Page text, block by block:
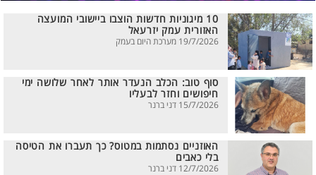
10 מיגוניות חדשות הוצבו ביישובי המועצה
האזורית עמק יזרעאל
19/7/2026 מערכת היום בעמק
סוף טוב: הכלב הנעדר אותר לאחר שלושה ימי
חיפושים וחזר לבעליו
15/7/2026 דני ברנר
האוזניים נסתמות במטוס? כך תעברו את הטיסה
בלי כאבים
12/7/2026 דני ברנר